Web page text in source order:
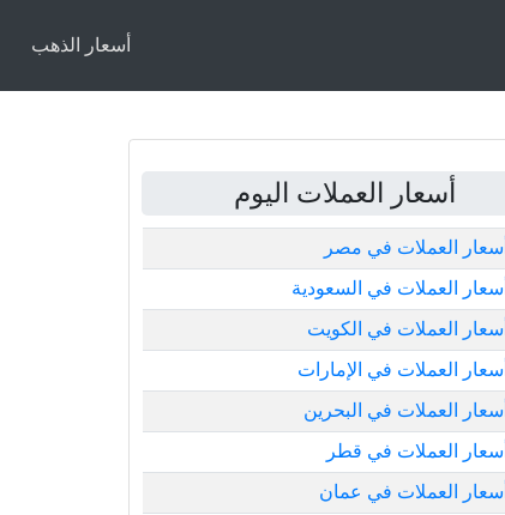
أسعار الذهب
أسعار العملات اليوم
أسعار العملات في مصر
أسعار العملات في السعودية
أسعار العملات في الكويت
أسعار العملات في الإمارات
أسعار العملات في البحرين
أسعار العملات في قطر
أسعار العملات في عمان